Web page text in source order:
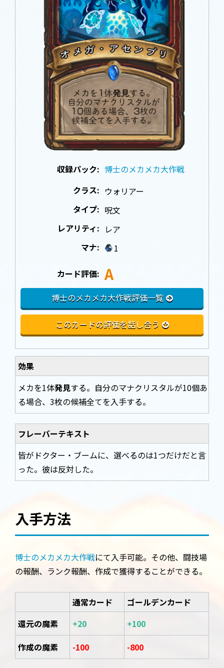
収録パック: 博士のメカメカ大作戦
クラス: ウォリアー
タイプ: 呪文
レアリティ: レア
マナ:
1
カード評価: A
博士のメカメカ大作戦評価一覧
このカードの評価を話し合う
効果
メカを1体発見する。自分のマナクリスタルが10個あ
る場合、3枚の候補全てを入手する。
フレーバーテキスト
皆がドクター・ブームに、選べるのは1つだけだと言
った。彼は反対した。
入手方法
博士のメカメカ大作戦にて入手可能。その他、闘技場
の報酬、ランク報酬、作成で獲得することができる。
通常カード
ゴールデンカード
還元の魔素
+20
+100
作成の魔素
-100 -800